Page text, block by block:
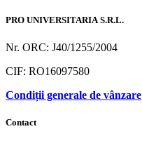
PRO UNIVERSITARIA S.R.L.
Nr. ORC: J40/1255/2004
CIF: RO16097580
Condiții generale de vânzare
Contact